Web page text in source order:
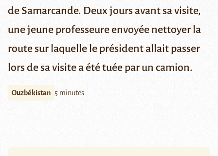
de Samarcande. Deux jours avant sa visite,
une jeune professeure envoyée nettoyer la
route sur laquelle le président allait passer
lors de sa visite a été tuée par un camion.
Ouzbékistan 5 minutes